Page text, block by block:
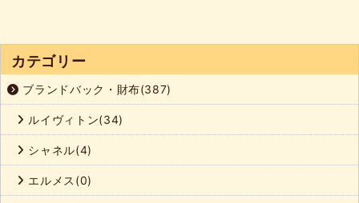
カテゴリー
ブランドバック・財布(387)
ルイヴィトン(34)
シャネル(4)
エルメス(0)